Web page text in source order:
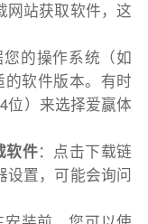
网站获取软件，这
的操作系统（如
软件版本。有时
位）来选择爱赢体
软件：点击下载链
设置，可能会询问